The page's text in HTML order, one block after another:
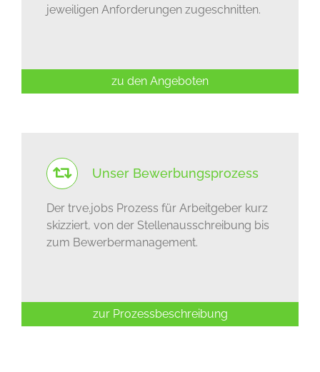
jeweiligen Anforderungen zugeschnitten.
zu den Angeboten
Unser Bewerbungsprozess
Der trve.jobs Prozess für Arbeitgeber kurz
skizziert, von der Stellenausschreibung bis
zum Bewerbermanagement.
zur Prozessbeschreibung